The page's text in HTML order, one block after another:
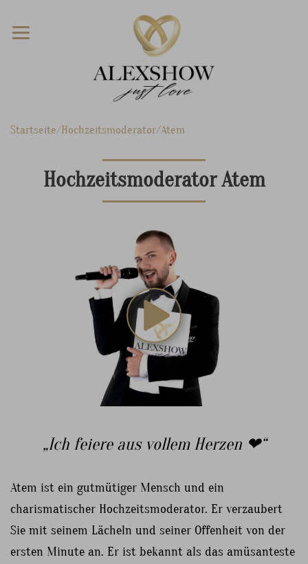
Startseite Hochzeitsmoderator Atem
Hochzeitsmoderator Atem
„Ich feiere aus vollem Herzen ❤“
Atem ist ein gutmütiger Mensch und ein
charismatischer Hochzeitsmoderator. Er verzaubert
Sie mit seinem Lächeln und seiner Offenheit von der
ersten Minute an. Er ist bekannt als das amüsanteste